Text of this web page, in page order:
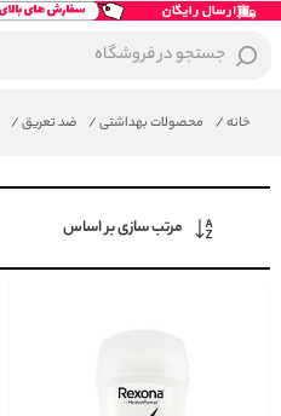
جستجو در فروشگاه
خانه/ محصولات بهداشتی/ ضد تعریق/
مرتب سازی بر اساس